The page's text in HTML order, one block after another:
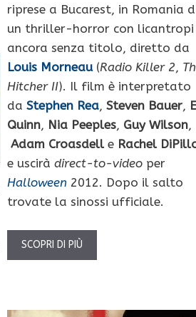
riprese a Bucarest, in Romania
un thriller-horror con licantropi
ancora senza titolo, diretto da
Louis Morneau(Radio Killer 2,
Hitcher II). Il film è interpretato
da Stephen Rea, Steven Bauer,
Quinn, Nia Peeples, Guy Wilson,
Adam Croasdelle Rachel
e uscirà direct-to-videoper
Halloween 2012. Dopo il salto
trovate la sinossi ufficiale.
SCOPRI DI PIÙ